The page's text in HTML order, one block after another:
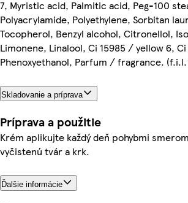
7, Myristic acid, Palmitic acid, Peg-100
Polyacrylamide, Polyethylene, Sorbitan
Tocopherol, Benzyl alcohol, Citronellol,
Limonene, Linalool, Ci 15985 / yellow 6,
Phenoxyethanol, Parfum / fragrance. (f.i.l.
Skladovanie a príprava
Príprava a použitie
Krém aplikujte každý deň pohybmi
vyčistenú tvár a krk.
Ďalšie informácie